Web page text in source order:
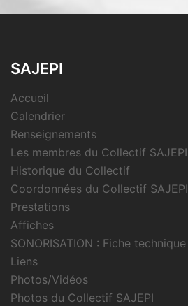
SAJEPI
Accueil
Calendrier
Renseignements
Les membres du Collectif SAJEPI
Historique du Collectif
Coordonnées du Collectif SAJEPI
Prestations
Affiches
SONORISATION : Fiche technique
Liens
Photos/Vidéos
Photos du Collectif SAJEPI